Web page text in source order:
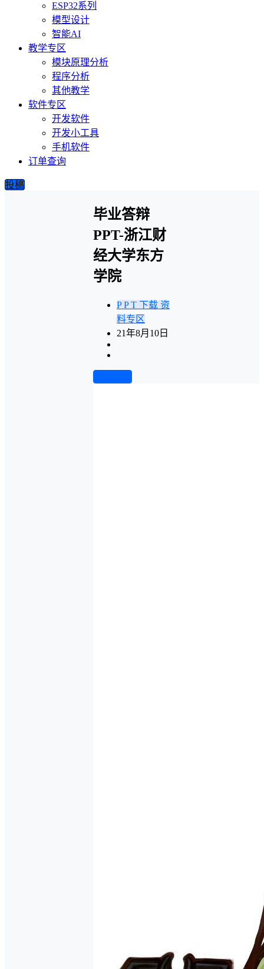
ESP32系列
模型设计
智能AI
教学专区
模块原理分析
程序分析
其他教学
软件专区
开发软件
开发小工具
手机软件
订单查询
投稿
毕业答辩
PPT-浙江财
经大学东方
学院
P P T 下载 资
料专区
21年8月10日